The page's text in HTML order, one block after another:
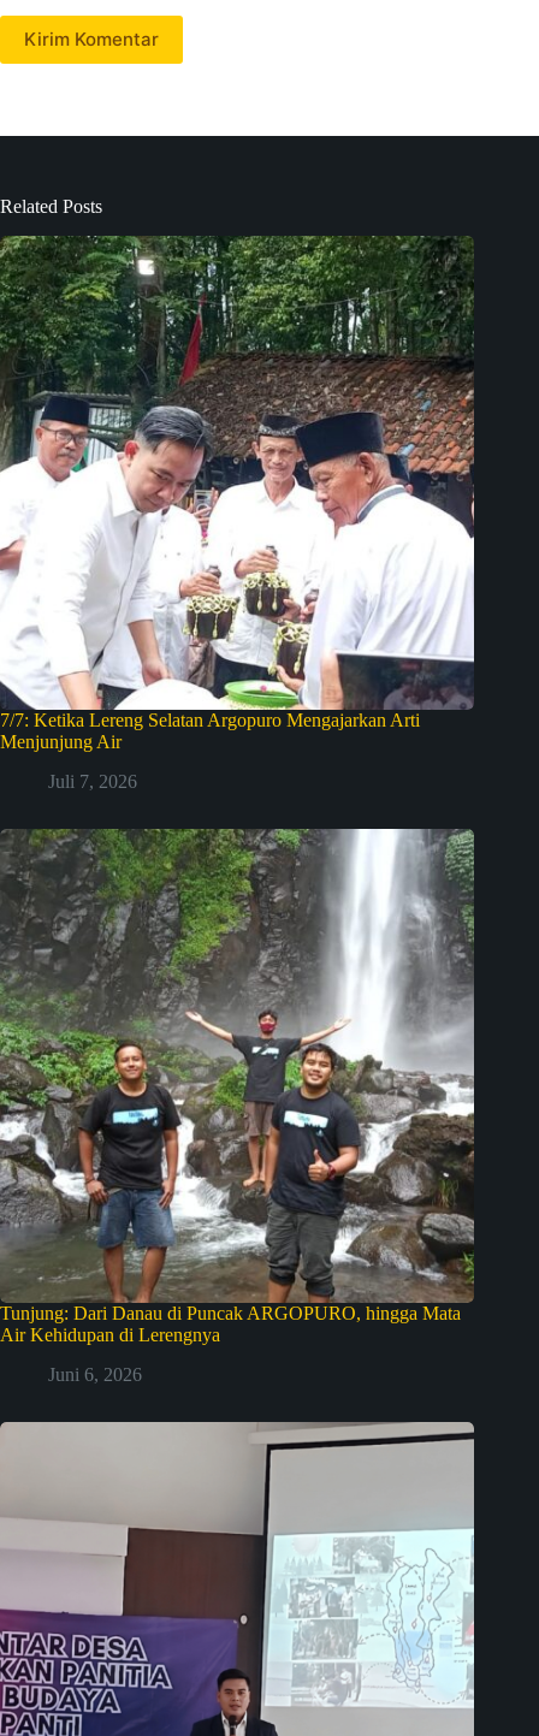
Kirim Komentar
Related Posts
7/7: Ketika Lereng Selatan Argopuro Mengajarkan Arti
Menjunjung Air
Juli 7, 2026
Tunjung: Dari Danau di Puncak ARGOPURO, hingga Mata
Air Kehidupan di Lerengnya
Juni 6, 2026